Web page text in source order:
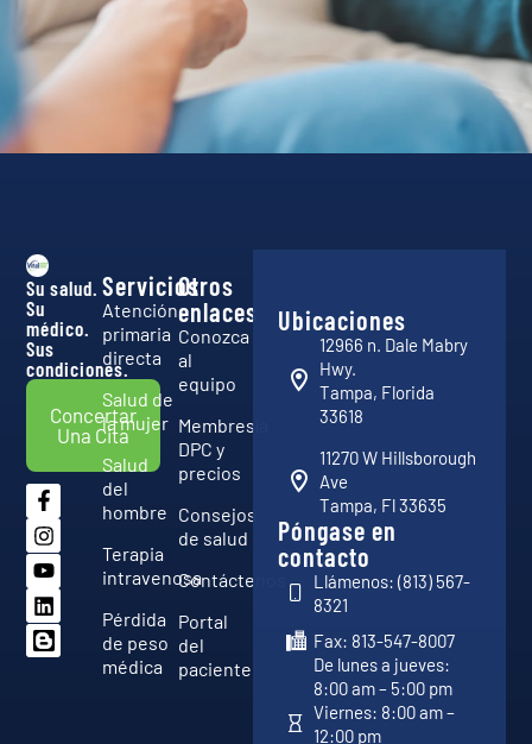
Su salud.
Su
médico.
Sus
condiciones.
Concertar
Una Cita
Servicios
Atención
primaria
directa
Salud de
la mujer
Salud
del
hombre
Terapia
intravenosa
Pérdida
de peso
médica
Otros
enlaces
Conozca
al
equipo
Membresía
DPC y
precios
Consejos
de salud
Contáctenos
Portal
del
paciente
Ubicaciones
12966 n. Dale Mabry
Hwy.
Tampa, Florida
33618
11270 W Hillsborough
Ave
Tampa, Fl 33635
Póngase en
contacto
Llámenos: (813) 567-
8321
Fax: 813-547-8007
De lunes a jueves:
8:00 am – 5:00 pm
Viernes: 8:00 am –
12:00 pm